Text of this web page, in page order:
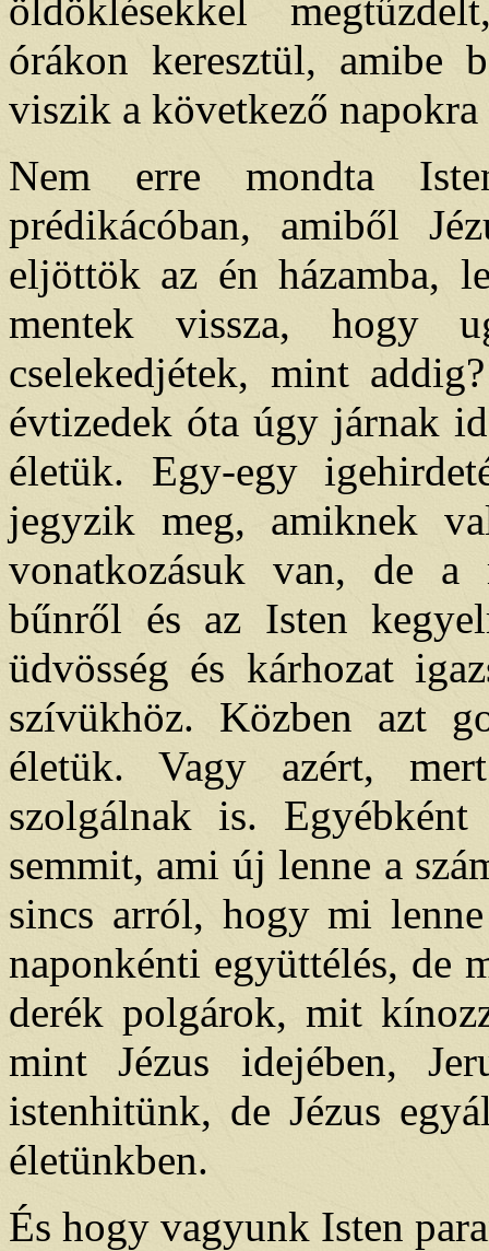
öldöklésekkel
órákon keresztül, amibe
viszik a következő napokra
Nem erre mondta
prédikácóban, amiből
eljöttök az én házamba,
mentek vissza, hogy
cselekedjétek, mint
évtizedek óta úgy járnak
életük. Egy-egy
jegyzik meg, amiknek
vonatkozásuk van, de a
bűnről és az Isten
üdvösség és kárhozat
szívükhöz. Közben azt
életük. Vagy azért,
szolgálnak is.
semmit, ami új lenne a
sincs arról, hogy mi
naponkénti együttélés, de
derék polgárok, mit
mint Jézus idejében,
istenhitünk, de Jézus
életünkben.
És hogy vagyunk Isten